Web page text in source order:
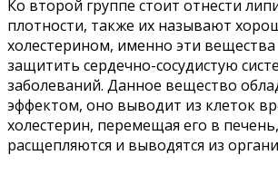
Ко второй группе стоит отнести
плотности, также их называют
холестерином, именно эти
защитить сердечно-сосудистую
заболеваний. Данное вещество
эффектом, оно выводит из клеток
холестерин, перемещая его в
расщепляются и выводятся из